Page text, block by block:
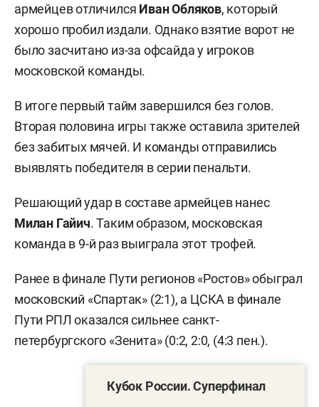
армейцев отличился Иван Обляков, который
хорошо пробил издали. Однако взятие ворот не
было засчитано из-за офсайда у игроков
московской команды.
В итоге первый тайм завершился без голов.
Вторая половина игры также оставила зрителей
без забитых мячей. И команды отправились
выявлять победителя в серии пенальти.
Решающий удар в составе армейцев нанес
Милан Гайич. Таким образом, московская
команда в 9-й раз выиграла этот трофей.
Ранее в финале Пути регионов «Ростов» обыграл
московский «Спартак» (2:1), а ЦСКА в финале
Пути РПЛ оказался сильнее санкт-
петербургского «Зенита» (0:2, 2:0, (4:3 пен.).
Кубок России. Суперфинал